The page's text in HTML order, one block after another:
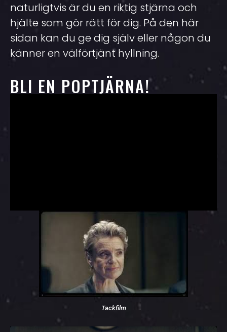
naturligtvis är du en riktig stjärna och
hjälte som gör rätt för dig. På den här
sidan kan du ge dig själv eller någon du
känner en välförtjänt hyllning.
BLI EN POPTJÄRNA!
Tackfilm